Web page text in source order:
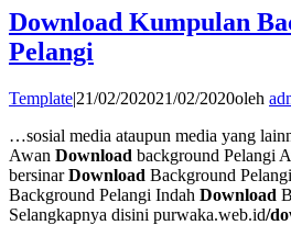
Download Kumpulan
Pelangi
Template|21/02/202021/02/2020oleh
…sosial media ataupun media yang
Awan Download background Pelangi
bersinarDownload Background
Background Pelangi Indah Download
Selangkapnya disini purwaka.web.id/